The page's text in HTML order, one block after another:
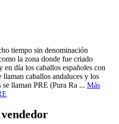
tiempo sin denominación
la zona donde fue criado
día los caballos españoles con
llaman caballos andaluces y los
llaman PRE (Pura Ra ... Más